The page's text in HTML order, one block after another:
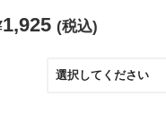
1,925 (税込)